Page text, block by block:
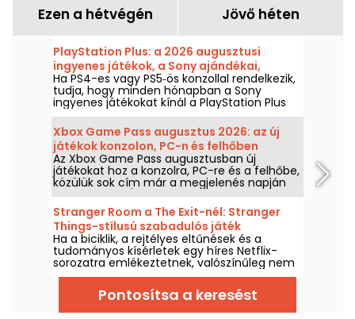
Ezen a hétvégén Jövő héten
PlayStation Plus: a 2026 augusztusi
ingyenes játékok, a Sony ajándékai,
amelyeket érdemes nem kihagyni
Ha PS4-es vagy PS5‑ös konzollal rendelkezik,
tudja, hogy minden hónapban a Sony
ingyenes játékokat kínál a PlayStation Plus
előfizetőinek. Akkor mik lesznek az
augusztusi, 2026-os ingyenes játékok?
Ismerje meg a hónap kínálatát.
Xbox Game Pass augusztus 2026: az új
játékok konzolon, PC-n és felhőben
Az Xbox Game Pass augusztusban új
játékokat hoz a konzolra, PC-re és a felhőbe,
közülük sok cím már a megjelenés napján
elérhető lesz. Íme a Microsoft által az
előfizetőknek bejelentett legfontosabb
újdonságok.
Stranger Room a The Exit-nél: Stranger
Things-stílusú szabadulós játék
Poissyban
Ha a biciklik, a rejtélyes eltűnések és a
tudományos kísérletek egy híres Netflix-
sorozatra emlékeztetnek, valószínűleg nem
véletlen ez. Poissy-ben a The Exit Stranger
Room című játék az adott univerzumból
merít, és egy csapatban megoldandó
nyomozást kínál.
Pontosítsa a keresést